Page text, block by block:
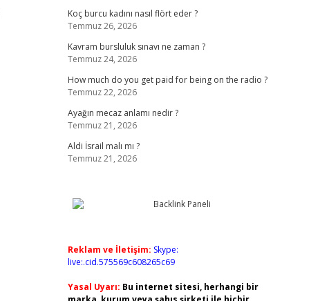
Koç burcu kadını nasıl flört eder ?
Temmuz 26, 2026
Kavram bursluluk sınavı ne zaman ?
Temmuz 24, 2026
How much do you get paid for being on the radio ?
Temmuz 22, 2026
Ayağın mecaz anlamı nedir ?
Temmuz 21, 2026
Aldi İsrail malı mı ?
Temmuz 21, 2026
Reklam ve İletişim: Skype:
live:.cid.575569c608265c69
Yasal Uyarı: Bu internet sitesi, herhangi bir